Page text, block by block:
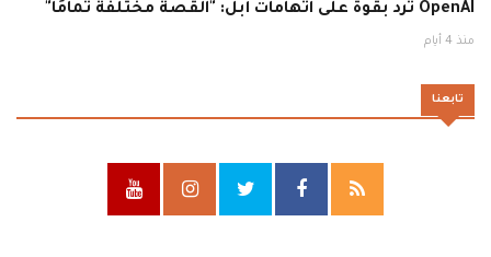
OpenAI ترد بقوة على اتهامات أبل: "القصة مختلفة تمامًا"
منذ 4 أيام
تابعنا